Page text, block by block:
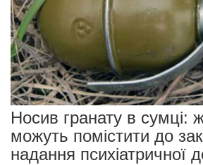
Носив гранату в сумці:
можуть помістити до
надання психіатричної